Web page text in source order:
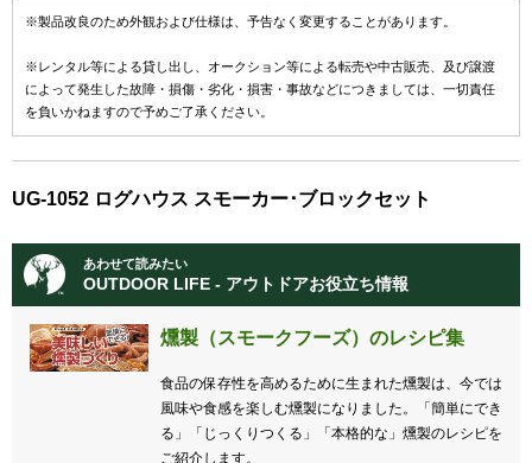
※製品改良のため外観および仕様は、予告なく変更することがあります。
※レンタル等による貸し出し、オークション等による転売や中古販売、及び譲渡
によって発生した故障・損傷・劣化・損害・事故などにつきましては、一切責任
を負いかねますので予めご了承ください。
UG-1052 ログハウス スモーカー･ブロックセット
あわせて読みたい
OUTDOOR LIFE - アウトドアお役立ち情報
燻製（スモークフーズ）のレシピ集
食品の保存性を高めるために生まれた燻製は、今では
風味や食感を楽しむ燻製になりました。「簡単にでき
る」「じっくりつくる」「本格的な」燻製のレシピを
ご紹介します。